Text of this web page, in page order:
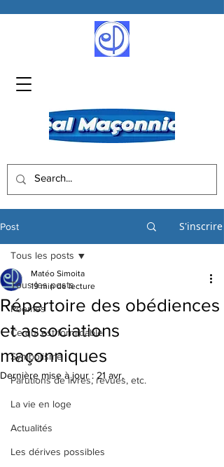
Post S'inscrire
Tous les posts
Poèmes
Ce qui est formidable
Symbolisme
Parutions de livres, revues, etc.
La vie en loge
Actualités
Les dérives possibles
Tous les posts
Répertoire des obédiences
et associations
maçonniques
Matéo Simoita
19 min de lecture
Dernière mise à jour : 21 avr.